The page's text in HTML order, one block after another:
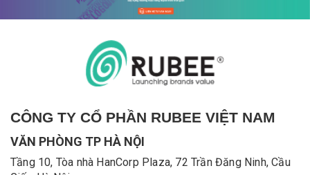
CÔNG TY CỔ PHẦN RUBEE VIỆT NAM
VĂN PHÒNG TP HÀ NỘI
Tầng 10, Tòa nhà HanCorp Plaza, 72 Trần Đăng Ninh, Cầu